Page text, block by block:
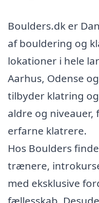
Boulders.dk er
af bouldering og
lokationer i hele
Aarhus, Odense
tilbyder klatring
aldre og
erfarne klatrere.
Hos Boulders
trænere,
med eksklusive